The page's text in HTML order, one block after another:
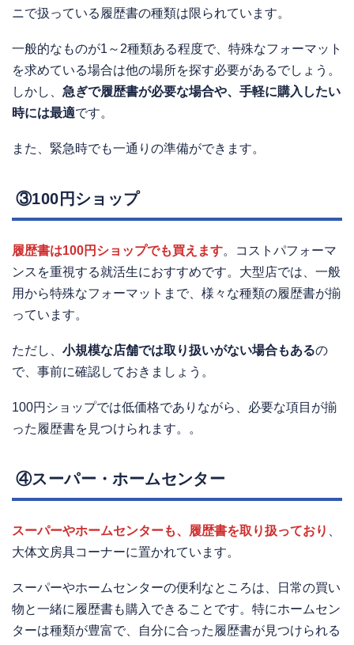
ニで扱っている履歴書の種類は限られています。
一般的なものが1～2種類ある程度で、特殊なフォーマット
を求めている場合は他の場所を探す必要があるでしょう。
しかし、 急ぎで履歴書が必要な場合や、手軽に購入したい
時には最適です。
また、緊急時でも一通りの準備ができます。
③100円ショップ
履歴書は100円ショップでも買えます。コストパフォーマ
ンスを重視する就活生におすすめです。大型店では、一般
用から特殊なフォーマットまで、様々な種類の履歴書が揃
っています。
ただし、 小規模な店舗では取り扱いがない場合もあるの
で、事前に確認しておきましょう。
100円ショップでは低価格でありながら、必要な項目が揃
った履歴書を見つけられます。。
④スーパー・ホームセンター
スーパーやホームセンターも、履歴書を取り扱っており
大体文房具コーナーに置かれています。
スーパーやホームセンターの便利なところは、日常の買い
物と一緒に履歴書も購入できることです。特にホームセン
ターは種類が豊富で、自分に合った履歴書が見つけられる